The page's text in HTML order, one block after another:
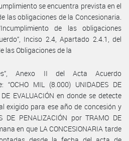
se encuentra prevista en el
las obligaciones de la Concesionaria.
de las obligaciones
Inciso 2.4, Apartado 2.4.1, del
las Obligaciones de la
Anexo II del Acta Acuerdo
“OCHO MIL (8.000) UNIDADES DE
EVALUACIÓN en donde se detecte
exigido para ese año de concesión y
DE PENALIZACIÓN por TRAMO DE
en que LA CONCESIONARIA tarde